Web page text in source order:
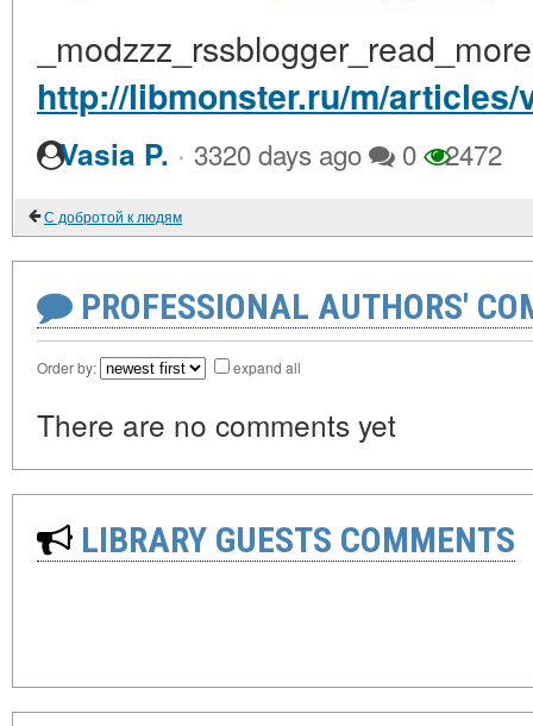
_modzzz_rssblogger_read_more
http://libmonster.ru/m/
Vasia P. · 3320 days ago 0 2472
С добротой к людям
PROFESSIONAL AUTHORS'
Order by: expand all
There are no comments yet
LIBRARY GUESTS COMMENTS